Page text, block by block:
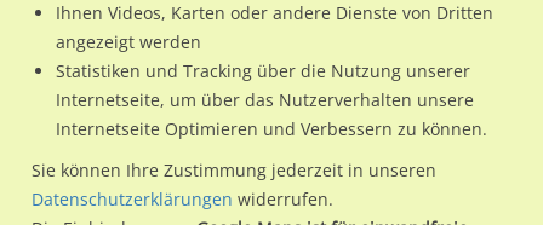
Nutze günstige Werbemöglichkeiten am Standort Ernst-
Reuter-Allee Nh. Breiter Wegim Ortsteil Altstadt)in
Magdeburg, Landeshauptstadt.
Ihnen Videos, Karten oder andere Dienste von Dritten
angezeigt werden
Statistiken und Tracking über die Nutzung unserer
Internetseite, um über das Nutzerverhalten unsere
Internetseite Optimieren und Verbessern zu können.
Sie können Ihre Zustimmung jederzeit in unseren
Datenschutzerklärungen widerrufen.